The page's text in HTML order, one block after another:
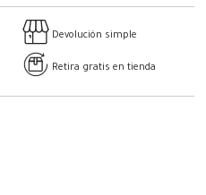
Devolución simple
Retira gratis en tienda